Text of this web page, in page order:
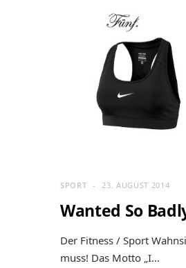
SPORT 23. AUGUST 2014
Wanted So
Der Fitness / Sport
muss! Das Motto „I…